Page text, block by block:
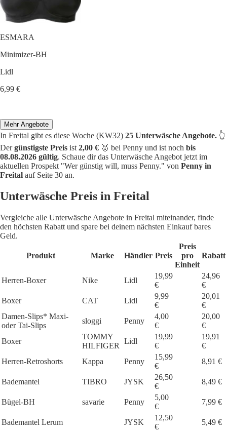
ESMARA
Minimizer-BH
Lidl
6,99 €
Mehr Angebote
In Freital gibt es diese Woche (KW32) 25 Unterwäsche Angebote. 👆
Dergünstigste Preis ist 2,00 € 🥇 bei Penny und ist noch bis
08.08.2026 gültig. Schaue dir das Unterwäsche Angebot jetzt im
aktuellen Prospekt "Wer günstig will, muss Penny." von Penny in
Freital auf Seite 30 an.
Unterwäsche Preis in Freital
Vergleiche alle Unterwäsche Angebote in Freital miteinander, finde
den höchsten Rabatt und spare bei deinem nächsten Einkauf bares
Geld.
Produkt Marke Händler Preis
Preis
pro
Einheit
Rabatt
Herren-Boxer Nike Lidl
19,99
€
24,96
€
Boxer
CAT Lidl
9,99
€
20,01
€
Damen-Slips* Maxi-
oder Tai-Slips
sloggi Penny
4,00
€
20,00
€
Boxer
TOMMY
HILFIGER
Lidl
19,99
€
19,91
€
Herren-Retroshorts
Kappa Penny
15,99
€
8,91 €
Bademantel TIBRO JYSK
26,50
€
8,49 €
Bügel-BH savarie Penny
5,00
€
7,99 €
Bademantel Lerum JYSK
12,50
€
5,49 €